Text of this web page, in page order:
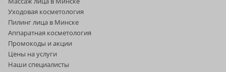
Уходовая косметология
Пилинг лица в Минске
Аппаратная косметология
Промокоды и акции
Цены на услуги
Наши специалисты